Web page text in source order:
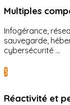
Multiples
Infogérance,
sauvegarde,
cybersécurité ...
3
Réactivité et